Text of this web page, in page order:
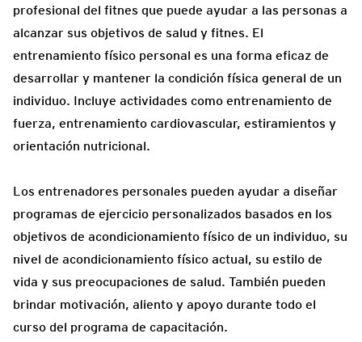
profesional del fitnes que puede ayudar a las personas a
alcanzar sus objetivos de salud y fitnes. El
entrenamiento físico personal es una forma eficaz de
desarrollar y mantener la condición física general de un
individuo. Incluye actividades como entrenamiento de
fuerza, entrenamiento cardiovascular, estiramientos y
orientación nutricional.
Los entrenadores personales pueden ayudar a diseñar
programas de ejercicio personalizados basados en los
objetivos de acondicionamiento físico de un individuo, su
nivel de acondicionamiento físico actual, su estilo de
vida y sus preocupaciones de salud. También pueden
brindar motivación, aliento y apoyo durante todo el
curso del programa de capacitación.